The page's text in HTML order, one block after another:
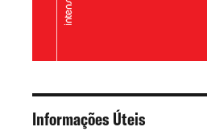
Informações Úteis